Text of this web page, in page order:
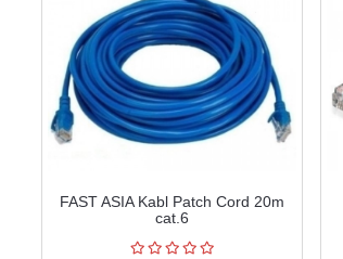
FAST ASIA Kabl Patch Cord 20m
cat.6